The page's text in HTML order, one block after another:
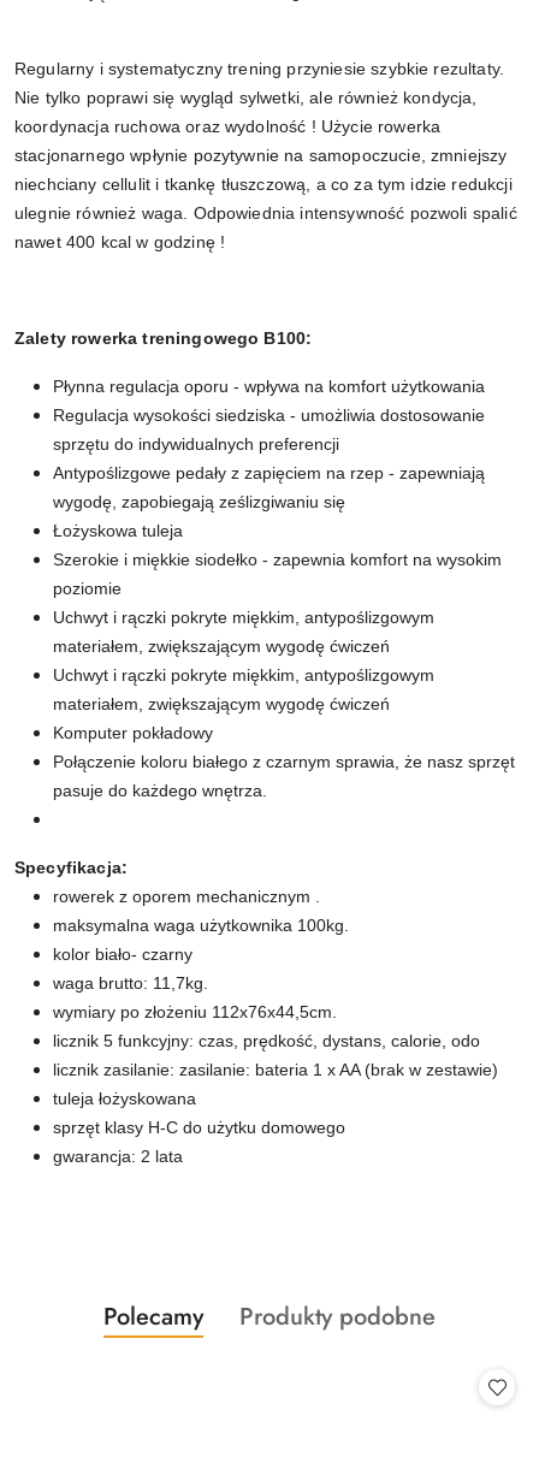
Regularny i systematyczny trening przyniesie szybkie rezultaty.
Nie tylko poprawi się wygląd sylwetki, ale również kondycja,
koordynacja ruchowa oraz wydolność ! Użycie rowerka
stacjonarnego wpłynie pozytywnie na samopoczucie, zmniejszy
niechciany cellulit i tkankę tłuszczową, a co za tym idzie redukcji
ulegnie również waga. Odpowiednia intensywność pozwoli spalić
nawet 400 kcal w godzinę !
Zalety rowerka treningowego B100:
Płynna regulacja oporu - wpływa na komfort użytkowania
Regulacja wysokości siedziska - umożliwia dostosowanie
sprzętu do indywidualnych preferencji
Antypoślizgowe pedały z zapięciem na rzep - zapewniają
wygodę, zapobiegają ześlizgiwaniu się
Łożyskowa tuleja
Szerokie i miękkie siodełko - zapewnia komfort na wysokim
poziomie
Uchwyt i rączki pokryte miękkim, antypoślizgowym
materiałem, zwiększającym wygodę ćwiczeń
Uchwyt i rączki pokryte miękkim, antypoślizgowym
materiałem, zwiększającym wygodę ćwiczeń
Komputer pokładowy
Połączenie koloru białego z czarnym sprawia, że nasz sprzęt
pasuje do każdego wnętrza.
Specyfikacja:
rowerek z oporem mechanicznym .
maksymalna waga użytkownika 100kg.
kolor biało- czarny
waga brutto: 11,7kg.
wymiary po złożeniu 112x76x44,5cm.
licznik 5 funkcyjny: czas, prędkość, dystans, calorie, odo
licznik zasilanie: zasilanie: bateria 1 x AA (brak w zestawie)
tuleja łożyskowana
sprzęt klasy H-C do użytku domowego
gwarancja: 2 lata
Pomiń karuzelę produktów
Produkty
o
Polecamy
Produkty
Produkty podobne